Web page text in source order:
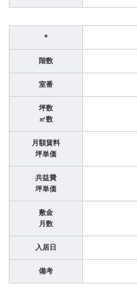
＊
階数
室番
坪数
㎡数
月額賃料
坪単価
共益費
坪単価
敷金
月数
入居日
備考